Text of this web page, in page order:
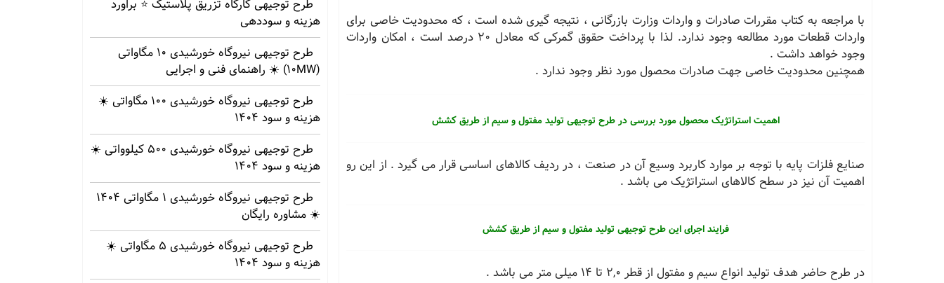
با مراجعه به کتاب مقررات صادرات و واردات وزارت بازرگانی ، نتیجه گیری شده است ، که محدودیت خاصی برای
واردات قطعات مورد مطالعه وجود ندارد. لذا با پرداخت حقوق گمرکی که معادل 20 درصد است ، امکان واردات
وجود خواهد داشت .
همچنین محدودیت خاصی جهت صادرات محصول مورد نظر وجود ندارد .
اهمیت استراتژیک محصول مورد بررسی در طرح توجیهی تولید مفتول و سیم از طریق کشش
صنایع فلزات پایه با توجه بر موارد کاربرد وسیع آن در صنعت ، در ردیف کالاهای اساسی قرار می گیرد . از این رو
اهمیت آن نیز در سطح کالاهای استراتژیک می باشد .
فرایند اجرای این طرح توجیهی تولید مفتول و سیم از طریق کشش
در طرح حاضر هدف تولید انواع سیم و مفتول از قطر 2,0 تا 14 میلی متر می باشد .
طرح توجیهی کارگاه تزریق پلاستیک ⭐ براورد
هزینه و سوددهی
طرح توجیهی نیروگاه خورشیدی 10 مگاواتی
(10MW) ☀️ راهنمای فنی و اجرایی
طرح توجیهی نیروگاه خورشیدی 100 مگاواتی ☀️
هزینه‌ و سود 1404
طرح توجیهی نیروگاه خورشیدی 500 کیلوواتی ☀️
هزینه‌ و سود 1404
طرح توجیهی نیروگاه خورشیدی 1 مگاواتی 1404
☀️ مشاوره رایگان
طرح توجیهی نیروگاه خورشیدی 5 مگاواتی ☀️
هزینه‌ و سود 1404